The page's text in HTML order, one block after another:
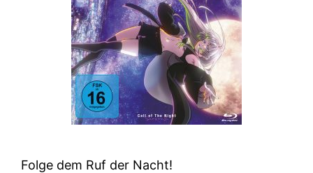
Folge dem Ruf der Nacht!